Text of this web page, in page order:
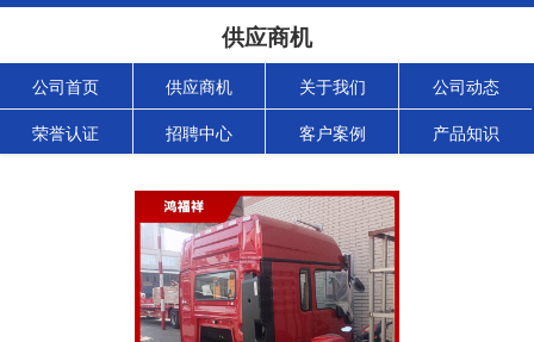
供应商机
公司首页 供应商机 关于我们 公司动态
荣誉认证 招聘中心 客户案例 产品知识